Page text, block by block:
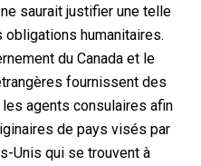
saurait justifier une telle
humanitaires.
du Canada et le
fournissent des
agents consulaires afin
de pays visés par
Unis qui se trouvent à